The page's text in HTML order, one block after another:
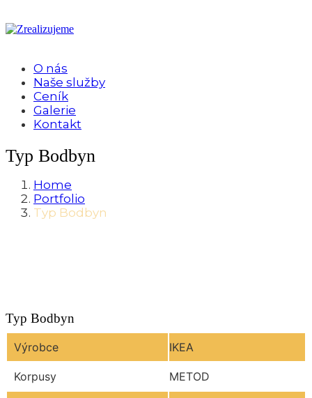
O nás
Naše služby
Ceník
Galerie
Kontakt
Typ Bodbyn
Home
Portfolio
Typ Bodbyn
Typ Bodbyn
Výrobce IKEA
Korpusy METOD